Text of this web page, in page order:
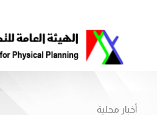
أخبار محلية